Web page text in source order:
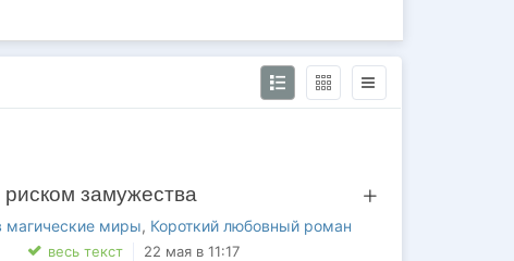
замужества
магические миры, Короткий любовный роман
весь текст
22 мая в 11:17